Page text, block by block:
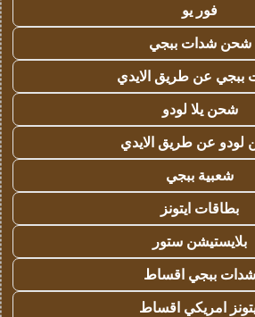
فور يو
شحن شدات ببجي
ببجي عن طريق الايدي
شحن يلا لودو
عن طريق الايدي
شعبية ببجي
بطاقات ايتونز
بلايستيشن ستور
شدات ببجي اقساط
امريكي اقساط